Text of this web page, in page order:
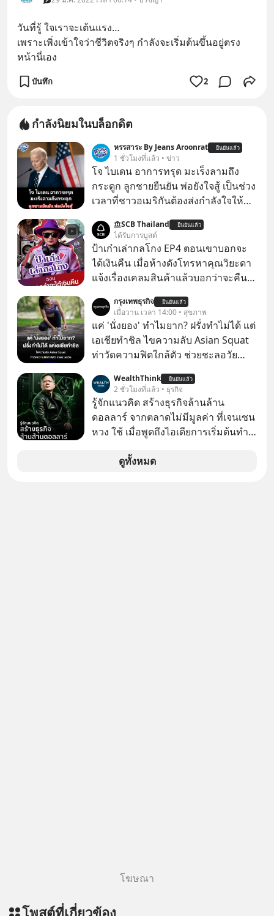
วันที่รู้ ใจเราจะเต้นแรง…
เพราะเพิ่งเข้าใจว่าชีวิตจริงๆ กำลังจะเริ่มต้นขึ้นอยู่ตรง
หน้านี่เอง
บันทึก 2
กำลังนิยมในบล็อกดิต
หรรสาระ By Jeans Aroonrat ยืนยันแล้ว
1 ชั่วโมงที่แล้ว • ข่าว
โจ ไบเดน อาการทรุด มะเร็งลามถึง
กระดูก ลูกชายยืนยัน พ่อยังใจสู้ เป็นช่วง
เวลาที่ชาวอเมริกันต้องส่งกำลังใจให้กับ
ตอนนี้กำลังต่อสู้กับโรคมะเร็งอย่างหนัก
ล่าสุด ฮันเตอร์ ไบเดน ลูกชายได้ออกมา
เปิดเผยอาการของพ่อว่า "น่าเป็นห่วง
อย่างมาก" เนื่องจากมะเร็งได้ลุกลามไป
สร้างความเจ็บปวดทรมานอย่างรุนแรง
แต่ยืนยันว่า โจ ไบเดน พ่อของเขายังใจ
สู้ เพื่อรักษาอาการป่วยของตนอย่างเต็ม
ที่
SCB Thailand ยืนยันแล้ว
ได้รับการบูสต์
ป้าเก๋าเล่ากลโกง EP4 ตอนเขาบอกจะ
ได้เงินคืน เมื่อห้างดังโทรหาคุณวิยะดา
แจ้งเรื่องเคลมสินค้าแล้วบอกว่าจะคืน
เรื่องจ้อจี้ หาคำตอบได้ที่ “ป้าเก๋าเล่ากล
โกง” EP4 ตอน “เขาบอกว่าจะได้เงิน
คืน” #ป้าเก๋าเล่ากลโกง #แก้เกมกลโกง
#อยู่อย่างยั่งยืน #Cybersecurity #เตือน
กรุงเทพธุรกิจ ยืนยันแล้ว
เมื่อวาน เวลา 14:00 • สุขภาพ
แค่ 'นั่งยอง' ทำไมยาก? ฝรั่งทำไม่ได้ แต่
เอเชียทำชิล ไขความลับ Asian Squat
ท่าวัดความฟิตใกล้ตัว ช่วยชะลอวัย
ต่างชาติที่พยายามทำ “Asian Squat”
หรือการนั่งยองแบบคนเอเชีย แต่สุดท้าย
ก็เสียการทรงตัว ล้มหงายหลัง หรือไม่ก็
ต้องยกส้นเท้าขึ้น เพราะไม่สามารถนั่ง
ค้างในท่านั้นได้
WealthThink ยืนยันแล้ว
2 ชั่วโมงที่แล้ว • ธุรกิจ
รู้จักแนวคิด สร้างธุรกิจล้านล้าน
ดอลลาร์ จากตลาดไม่มีมูลค่า ที่เจนเซน
หวง ใช้ เมื่อพูดถึงไอเดียการเริ่มต้นทำ
ทำธุรกิจที่อยู่ในตลาดใหญ่ ๆ ที่ต้องมี
ดูทั้งหมด
โฆษณา
โพสต์ที่เกี่ยวข้อง